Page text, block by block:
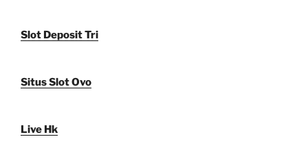
Slot Deposit Tri
Situs Slot Ovo
Live Hk